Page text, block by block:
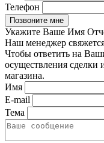
Телефон
Укажите Ваше Имя
Наш менеджер
Чтобы ответить на
осуществления сделки
магазина.
Имя
E-mail
Тема